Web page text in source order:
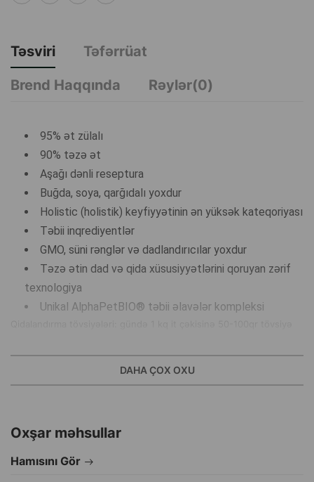
Təsviri
Təfərrüat
Brend Haqqında
Rəylər(0)
95% ət zülalı
90% təzə ət
Aşağı dənli reseptura
Buğda, soya, qarğıdalı yoxdur
Holistiс (holistik) keyfiyyətinin ən yüksək kateqoriyası
Təbii inqrediyentlər
GMO, süni rənglər və dadlandırıcılar yoxdur
Təzə ətin dad və qida xüsusiyyətlərini qoruyan zərif
texnologiya
Unikal AlphaPetBIO® təbii əlavələr kompleksi
heyvanın fərdi ehtiyaclarından asılı olaraq dəyişə bilər. Yeməyi otaq
temperaturunda təqdim edin. Ev heyvanınızın qabında həmişə təzə
su saxlayın!
DAHA ÇOX OXU
Oxşar məhsullar
Hamısını Gör